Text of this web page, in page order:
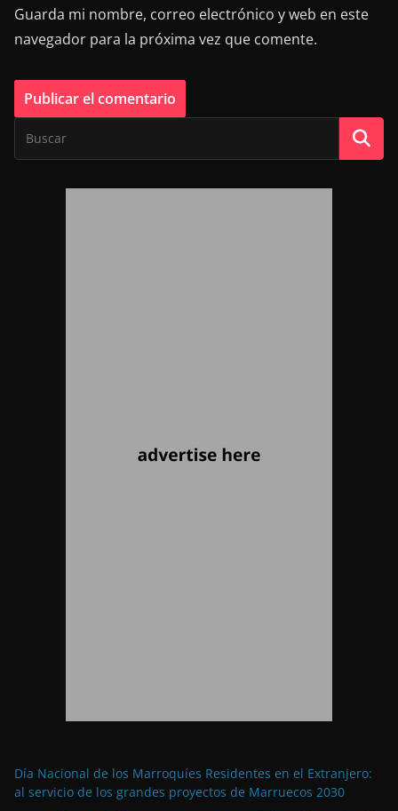
Guarda mi nombre, correo electrónico y web en este
navegador para la próxima vez que comente.
Día Nacional de los Marroquíes Residentes en el Extranjero:
al servicio de los grandes proyectos de Marruecos 2030